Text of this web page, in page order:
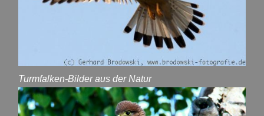
Turmfalken-Bilder aus der Natur